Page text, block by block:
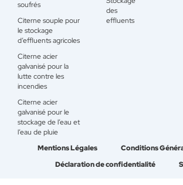
soufrés
Citerne souple pour
le stockage
d’effluents agricoles
Citerne acier
galvanisé pour la
lutte contre les
incendies
Citerne acier
galvanisé pour le
stockage de l’eau et
l’eau de pluie
des
effluents
Mentions Légales
Conditions
Déclaration de confidentialité